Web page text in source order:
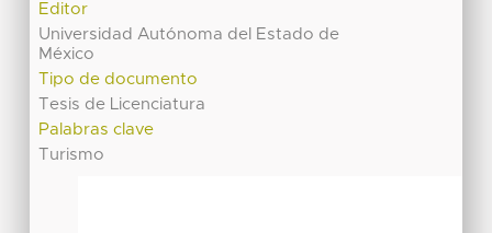
Editor
Universidad Autónoma del Estado de
México
Tipo de documento
Tesis de Licenciatura
Palabras clave
Turismo